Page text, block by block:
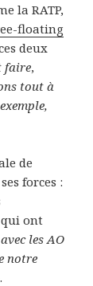
la RATP,
floating
deux
faire,
tout à
de
forces :
ont
les AO
notre